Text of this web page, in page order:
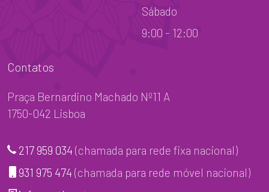
Sábado
9:00 - 12:00
Contatos
Praça Bernardino Machado Nº11 A
1750-042 Lisboa
217 959 034 (chamada para rede fixa nacional)
931 975 474 (chamada para rede móvel nacional)